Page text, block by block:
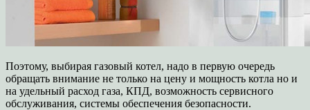
Поэтому, выбирая газовый котел, надо в первую очередь
обращать внимание не только на цену и мощность котла но и
на удельный расход газа, КПД, возможность сервисного
обслуживания, системы обеспечения безопасности.